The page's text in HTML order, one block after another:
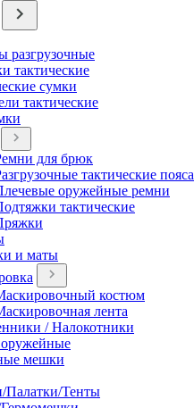
разгрузочные
тактические
сумки
тактические
для брюк
тактические пояса
оружейные ремни
тактические
и маты
костюм
лента
/ Налокотники
мешки
Палатки/Тенты